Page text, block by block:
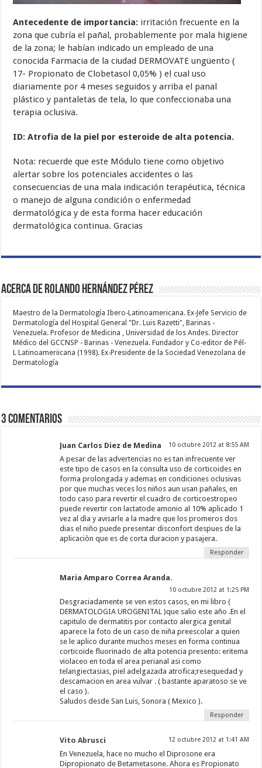
Antecedente de importancia: irritación frecuente en la
zona que cubría el pañal, probablemente por mala higiene
de la zona; le habían indicado un empleado de una
conocida Farmacia de la ciudad DERMOVATE ungüento (
17- Propionato de Clobetasol 0,05% ) el cual uso
diariamente por 4 meses seguidos y arriba el panal
plástico y pantaletas de tela, lo que confeccionaba una
terapia oclusiva.
ID: Atrofia de la piel por esteroide de alta potencia.
Nota: recuerde que este Módulo tiene como objetivo
alertar sobre los potenciales accidentes o las
consecuencias de una mala indicación terapéutica, técnica
o manejo de alguna condición o enfermedad
dermatológica y de esta forma hacer educación
dermatológica continua. Gracias
Acerca de Rolando Hernández Pérez
Maestro de la Dermatología Ibero-Latinoamericana. Ex-Jefe Servicio de
Dermatología del Hospital General "Dr. Luis Razetti", Barinas -
Venezuela. Profesor de Medicina , Universidad de los Andes. Director
Médico del GCCNSP - Barinas - Venezuela. Fundador y Co-editor de Pél-
L Latinoameriicana (1998). Ex-Presidente de la Sociedad Venezolana de
Dermatología
3 comentarios
Juan Carlos Diez de Medina 10 octubre 2012 at 8:55 AM
A pesar de las advertencias no es tan infrecuente ver
este tipo de casos en la consulta uso de corticoides en
forma prolongada y ademas en condiciones oclusivas
por que muchas veces los niños aun usan pañales, en
todo caso para revertir el cuadro de corticoestropeo
puede revertir con lactatode amonio al 10% aplicado 1
vez al dìa y avisarle a la madre que los promeros dos
dias el niño puede presentar disconfort despues de la
aplicaciòn que es de corta duracion y pasajera.
Responder
Maria Amparo Correa Aranda.
10 octubre 2012 at 1:25 PM
Desgraciadamente se ven estos casos, en mi libro (
DERMATOLOGIA UROGENITAL )que salio este año .En el
capitulo de dermatitis por contacto alergica genital
aparece la foto de un caso de niña preescolar a quien
se le aplico durante muchos meses en forma continua
corticoide fluorinado de alta potencia presento: eritema
violaceo en toda el area perianal asi como
telangiectasias, piel adelgazada atrofica;resequedad y
descamacion en area vulvar . ( bastante aparatoso se ve
el caso ).
Saludos desde San Luis, Sonora ( Mexico ).
Responder
Vito Abrusci 12 octubre 2012 at 1:41 AM
En Venezuela, hace no mucho el Diprosone era
Dipropionato de Betametasone. Ahora es Propionato